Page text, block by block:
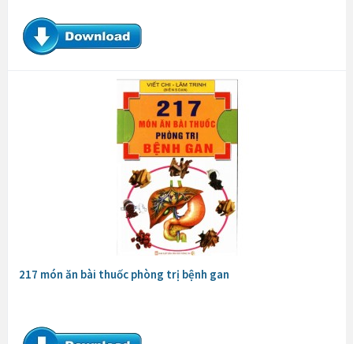
217 món ăn bài thuốc phòng trị bệnh gan